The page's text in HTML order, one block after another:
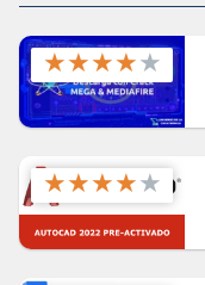
★★★★★
★★★★★